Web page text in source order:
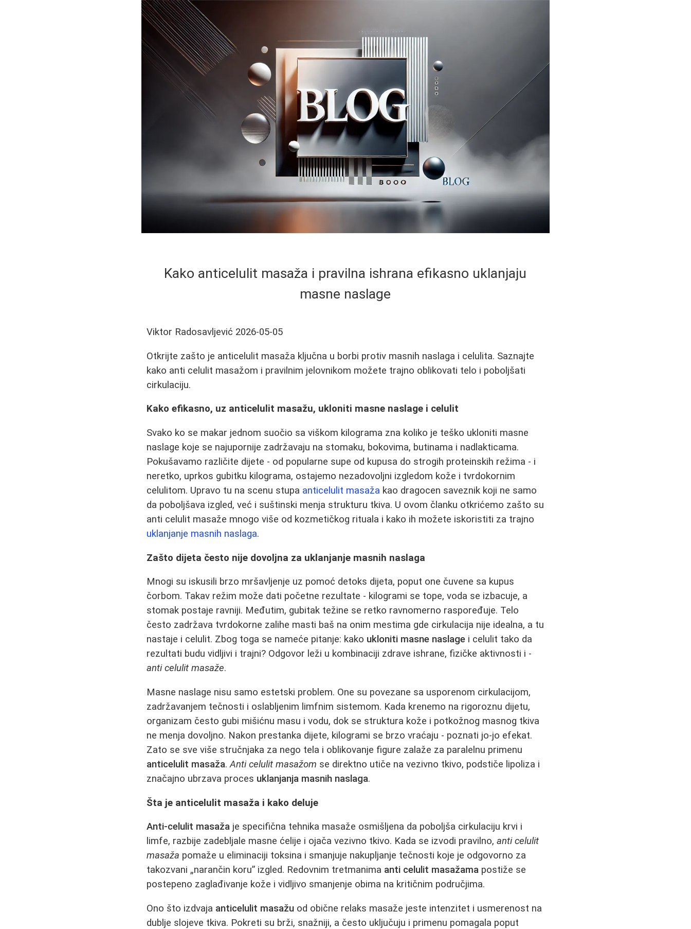
Kako anticelulit masaža i pravilna ishrana efikasno uklanjaju
masne naslage
Viktor Radosavljević 2026-05-05
Otkrijte zašto je anticelulit masaža ključna u borbi protiv masnih naslaga i celulita. Saznajte
kako anti celulit masažom i pravilnim jelovnikom možete trajno oblikovati telo i poboljšati
cirkulaciju.
Kako efikasno, uz anticelulit masažu, ukloniti masne naslage i celulit
Svako ko se makar jednom suočio sa viškom kilograma zna koliko je teško ukloniti masne
naslage koje se najupornije zadržavaju na stomaku, bokovima, butinama i nadlakticama.
Pokušavamo različite dijete - od popularne supe od kupusa do strogih proteinskih režima - i
neretko, uprkos gubitku kilograma, ostajemo nezadovoljni izgledom kože i tvrdokornim
celulitom. Upravo tu na scenu stupa anticelulit masaža kao dragocen saveznik koji ne samo
da poboljšava izgled, već i suštinski menja strukturu tkiva. U ovom članku otkrićemo zašto su
anti celulit masaže mnogo više od kozmetičkog rituala i kako ih možete iskoristiti za trajno
uklanjanje masnih naslaga.
Zašto dijeta često nije dovoljna za uklanjanje masnih naslaga
Mnogi su iskusili brzo mršavljenje uz pomoć detoks dijeta, poput one čuvene sa kupus
čorbom. Takav režim može dati početne rezultate - kilogrami se tope, voda se izbacuje, a
stomak postaje ravniji. Međutim, gubitak težine se retko ravnomerno raspoređuje. Telo
često zadržava tvrdokorne zalihe masti baš na onim mestima gde cirkulacija nije idealna, a tu
nastaje i celulit. Zbog toga se nameće pitanje: kako ukloniti masne naslage i celulit tako da
rezultati budu vidljivi i trajni? Odgovor leži u kombinaciji zdrave ishrane, fizičke aktivnosti i -
anti celulit masaže.
Masne naslage nisu samo estetski problem. One su povezane sa usporenom cirkulacijom,
zadržavanjem tečnosti i oslabljenim limfnim sistemom. Kada krenemo na rigoroznu dijetu,
organizam često gubi mišićnu masu i vodu, dok se struktura kože i potkožnog masnog tkiva
ne menja dovoljno. Nakon prestanka dijete, kilogrami se brzo vraćaju - poznati jo-jo efekat.
Zato se sve više stručnjaka za nego tela i oblikovanje figure zalaže za paralelnu primenu
anticelulit masaža.Anti celulit masažom se direktno utiče na vezivno tkivo, podstiče lipoliza i
značajno ubrzava proces uklanjanja masnih naslaga.
Šta je anticelulit masaža i kako deluje
Anti-celulit masaža je specifična tehnika masaže osmišljena da poboljša cirkulaciju krvi i
limfe, razbije zadebljale masne ćelije i ojača vezivno tkivo. Kada se izvodi pravilno,anti celulit
masaža pomaže u eliminaciji toksina i smanjuje nakupljanje tečnosti koje je odgovorno za
takozvani „narančin koru” izgled. Redovnim tretmanima anti celulit masažama postiže se
postepeno zaglađivanje kože i vidljivo smanjenje obima na kritičnim područjima.
Ono što izdvaja anticelulit masažu od obične relaks masaže jeste intenzitet i usmerenost na
dublje slojeve tkiva. Pokreti su brži, snažniji, a često uključuju i primenu pomagala poput